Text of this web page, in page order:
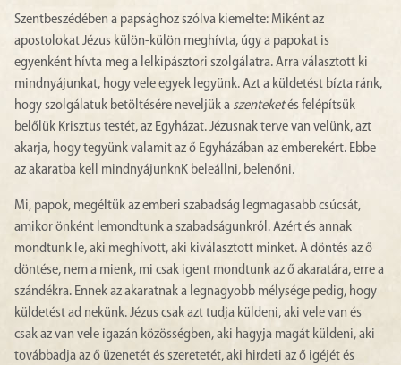
Szentbeszédében a papsághoz szólva kiemelte: Miként az
apostolokat Jézus külön-külön meghívta, úgy a papokat is
egyenként hívta meg a lelkipásztori szolgálatra. Arra választott ki
mindnyájunkat, hogy vele egyek legyünk. Azt a küldetést bízta ránk,
hogy szolgálatuk betöltésére neveljük a szenteketés felépítsük
belőlük Krisztus testét, az Egyházat. Jézusnak terve van velünk, azt
akarja, hogy tegyünk valamit az ő Egyházában az emberekért. Ebbe
az akaratba kell mindnyájunknK beleállni, belenőni.
Mi, papok, megéltük az emberi szabadság legmagasabb csúcsát,
amikor önként lemondtunk a szabadságunkról. Azért és annak
mondtunk le, aki meghívott, aki kiválasztott minket. A döntés az ő
döntése, nem a mienk, mi csak igent mondtunk az ő akaratára, erre a
szándékra. Ennek az akaratnak a legnagyobb mélysége pedig, hogy
küldetést ad nekünk. Jézus csak azt tudja küldeni, aki vele van és
csak az van vele igazán közösségben, aki hagyja magát küldeni, aki
továbbadja az ő üzenetét és szeretetét, aki hirdeti az ő igéjét és